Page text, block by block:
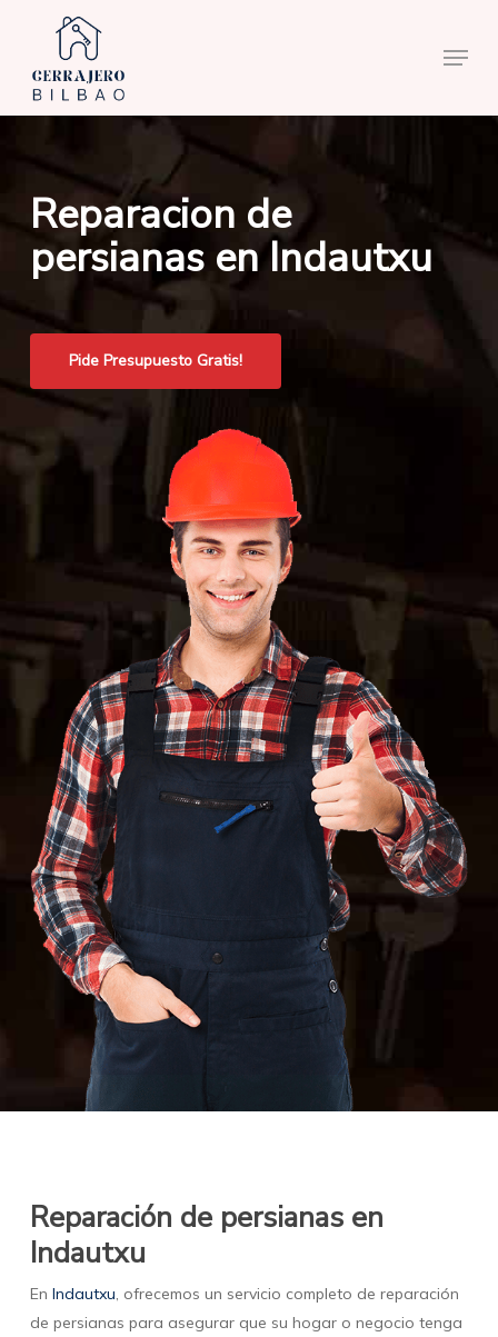
main
content
Menu
Reparacion de
persianas en Indautxu
Pide Presupuesto Gratis!
Reparación de persianas en
Indautxu
En Indautxu, ofrecemos un servicio completo de reparación
de persianas para asegurar que su hogar o negocio tenga